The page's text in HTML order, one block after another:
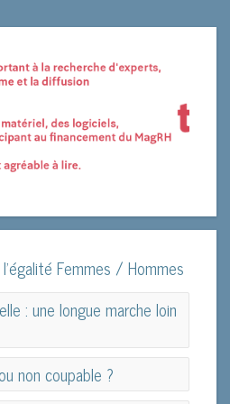
Femmes / Hommes
: une longue marche loin
: une longue marche loin
non coupable ?